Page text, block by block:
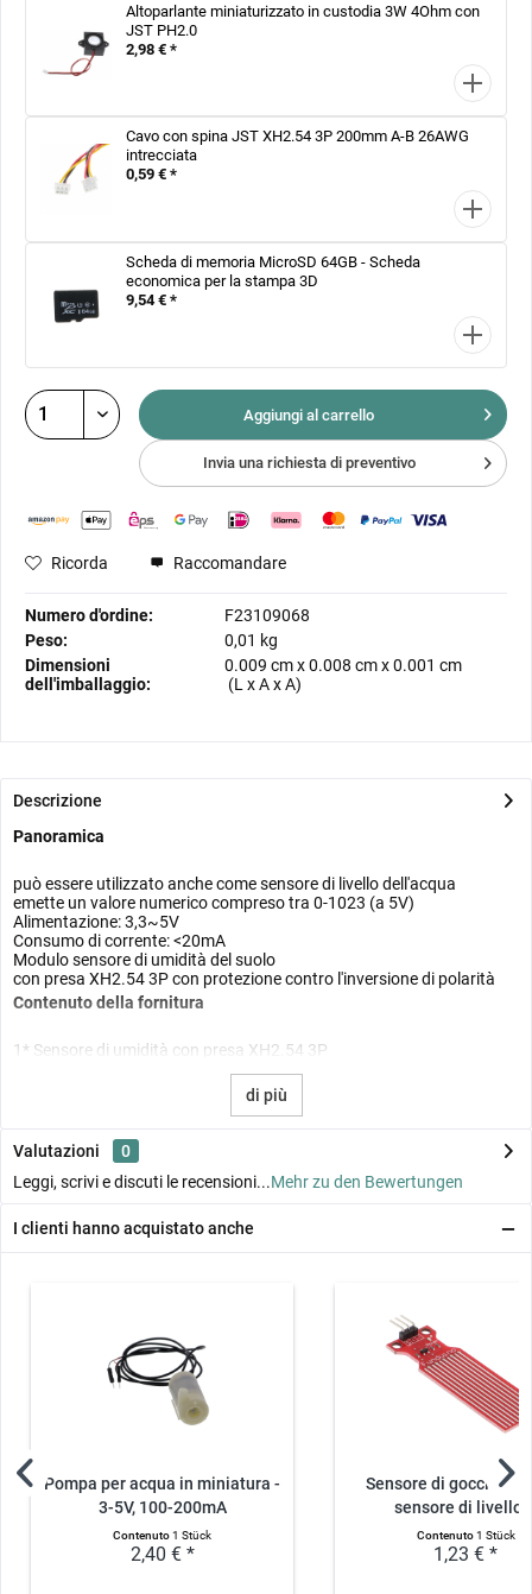
Altoparlante miniaturizzato in custodia 3W 4Ohm con
JST PH2.0
2,98 € *
Cavo con spina JST XH2.54 3P 200mm A-B 26AWG
intrecciata
0,59 € *
Scheda di memoria MicroSD 64GB - Scheda
economica per la stampa 3D
9,54 € *
Aggiungi al carrello
Invia una richiesta di preventivo
Ricorda Raccomandare
Numero d'ordine:
F23109068
Peso:
0,01 kg
Dimensioni
dell'imballaggio:
0.009 cmx0.008 cmx0.001 cm
(L x A x A)
Descrizione
Panoramica
può essere utilizzato anche come sensore di livello dell'acqua
emette un valore numerico compreso tra 0-1023 (a 5V)
Alimentazione: 3,3~5V
Consumo di corrente: <20mA
Modulo sensore di umidità del suolo
con presa XH2.54 3P con protezione contro l'inversione di polarità
Contenuto della fornitura
1* Sensore di umidità con presa XH2.54 3P
di più
Valutazioni
0
Leggi, scrivi e discuti le recensioni...Mehr zu den Bewertungen
I clienti hanno acquistato anche
Pompa per acqua in miniatura -
3-5V, 100-200mA
Contenuto1 Stück
2,40 € *
Sensore di
sensore di
Contenuto1 Stück
1,23 € *